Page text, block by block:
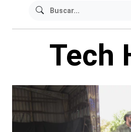
Tech